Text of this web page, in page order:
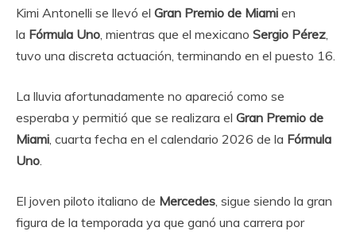
Kimi Antonelli se llevó el Gran Premio de Miami en
la Fórmula Uno, mientras que el mexicano Sergio Pérez,
tuvo una discreta actuación, terminando en el puesto 16.
La lluvia afortunadamente no apareció como se
esperaba y permitió que se realizara el Gran Premio de
Miami, cuarta fecha en el calendario 2026 de la Fórmula
Uno.
El joven piloto italiano de Mercedes, sigue siendo la gran
figura de la temporada ya que ganó una carrera por